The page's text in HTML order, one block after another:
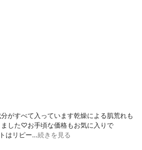
がすべて入っています乾燥による肌荒れも
した♡お手頃な価格もお気に入りで
はリピー…続きを見る